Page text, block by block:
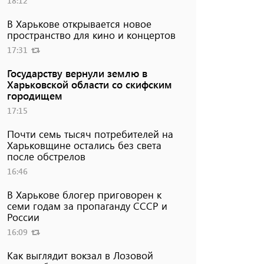
В Харькове открывается новое
пространство для кино и концертов
17:31
Государству вернули землю в
Харьковской области со скифским
городищем
17:15
Почти семь тысяч потребителей на
Харьковщине остались без света
после обстрелов
16:46
В Харькове блогер приговорен к
семи годам за пропаганду СССР и
России
16:09
Как выглядит вокзал в Лозовой